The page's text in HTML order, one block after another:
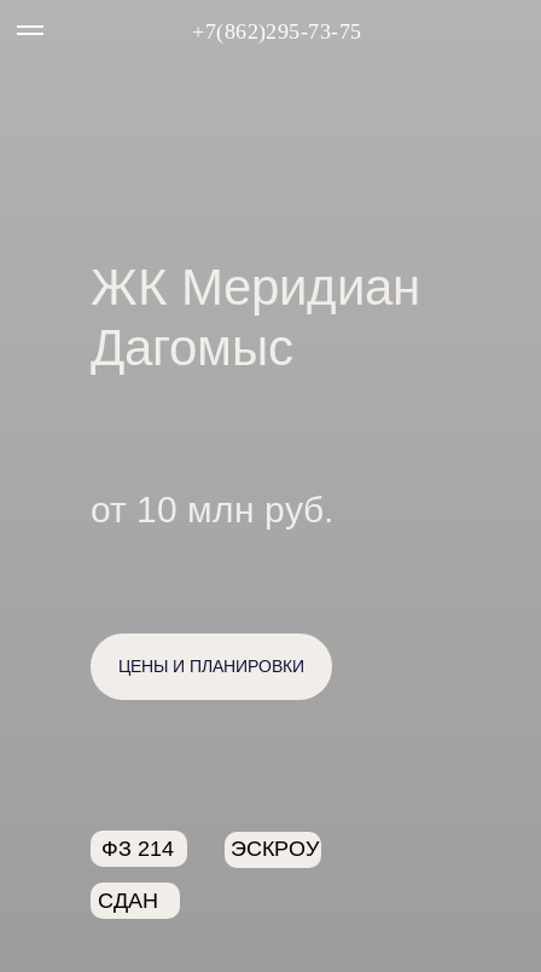
+7(862)295-73-75
ЖК Меридиан
Дагомыс
ЦЕНЫ И ПЛАНИРОВКИ
ФЗ 214 ЭСКРОУ
от 10 млн руб.
СДАН